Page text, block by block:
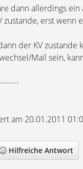
dann allerdings
zustande, erst wenn
der KV zustande
Mail sein,
am 20.01.2011
Hilfreiche Antwort